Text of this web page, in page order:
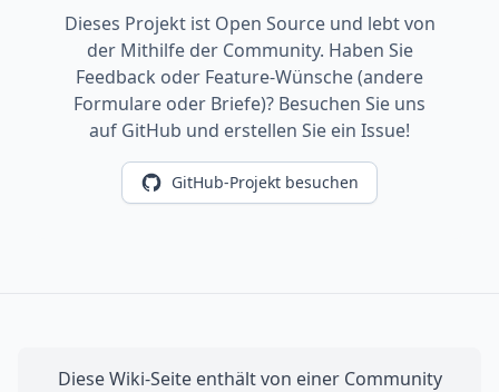
Dieses Projekt ist Open Source und lebt von
der Mithilfe der Community. Haben Sie
Feedback oder Feature-Wünsche (andere
Formulare oder Briefe)? Besuchen Sie uns
auf GitHub und erstellen Sie ein Issue!
GitHub-Projekt besuchen
Diese Wiki-Seite enthält von einer Community